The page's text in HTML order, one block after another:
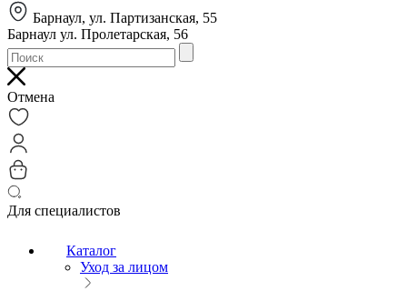
Барнаул, ул. Партизанская, 55
Барнаул ул. Пролетарская, 56
Отмена
Для специалистов
Каталог
Уход за лицом